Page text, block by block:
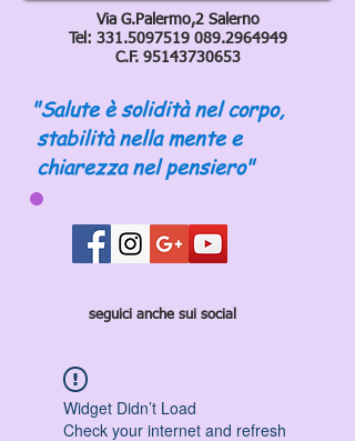
Via G.Palermo,2 Salerno
Tel: 331.5097519 089.2964949
C.F. 95143730653
"Salute è solidità nel corpo,
stabilità nella mente e
chiarezza nel pensiero"
seguici anche sui social
Widget Didn’t Load
Check your internet and refresh